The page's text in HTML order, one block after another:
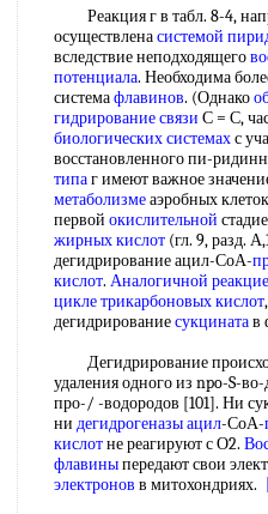
Реакция г в табл. 8-4,
осуществленасистемой
вследствие неподходящего
потенциала. Необходима
системафлавинов. (Однако
гидрирование связи С = С,
биологических системахс
восстановленного пи-
типаг имеют важное
метаболизмеаэробных
первой окислительной
жирных кислот (гл. 9, разд.
дегидрирование ацил-СоА-
кислот. Аналогичной
цикле трикарбоновых кислот
дегидрированиесукцинатав
Дегидрирование
удаления одного из npo-S-
про-/ -водородов [101]. Ни
ни дегидрогеназы ацил-СоА-
кислотне реагируют с О2.
флавиныпередают свои
электронов в митохондриях.